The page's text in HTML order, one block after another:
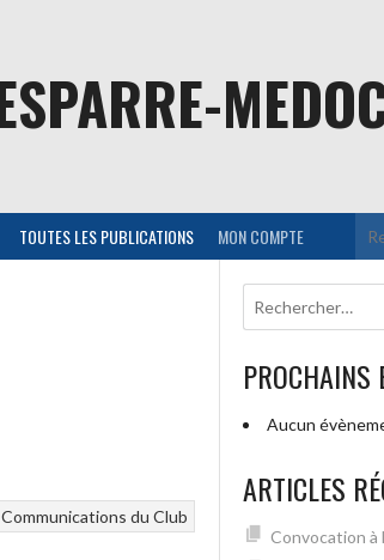
TOUTES LES PUBLICATIONS MON COMPTE
Communications du Club
PROCHAINS
Aucun
ARTICLES
Convocation à